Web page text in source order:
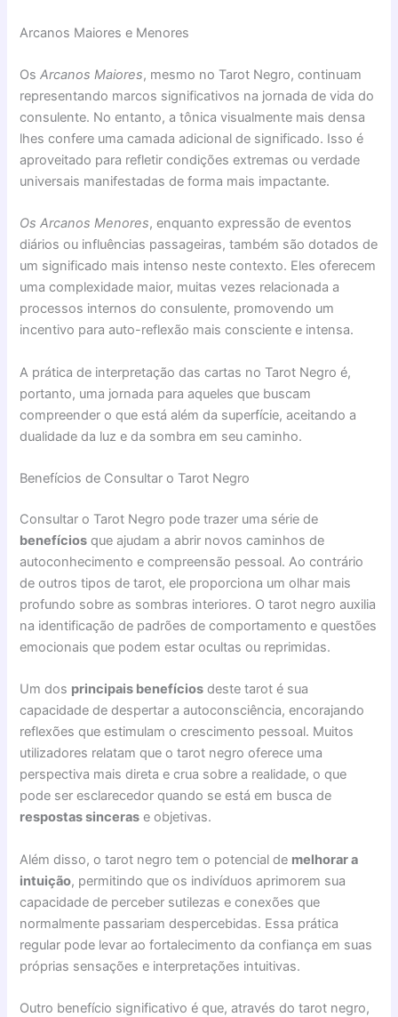
Arcanos Maiores e Menores
OsArcanos Maiores, mesmo no Tarot Negro, continuam
representando marcos significativos na jornada de vida do
consulente. No entanto, a tônica visualmente mais densa
lhes confere uma camada adicional de significado. Isso é
aproveitado para refletir condições extremas ou verdade
universais manifestadas de forma mais impactante.
Os Arcanos Menores, enquanto expressão de eventos
diários ou influências passageiras, também são dotados de
um significado mais intenso neste contexto. Eles oferecem
uma complexidade maior, muitas vezes relacionada a
processos internos do consulente, promovendo um
incentivo para auto-reflexão mais consciente e intensa.
A prática de interpretação das cartas no Tarot Negro é,
portanto, uma jornada para aqueles que buscam
compreender o que está além da superfície, aceitando a
dualidade da luz e da sombra em seu caminho.
Benefícios de Consultar o Tarot Negro
Consultar o Tarot Negro pode trazer uma série de
benefícios que ajudam a abrir novos caminhos de
autoconhecimento e compreensão pessoal. Ao contrário
de outros tipos de tarot, ele proporciona um olhar mais
profundo sobre as sombras interiores. O tarot negro auxilia
na identificação de padrões de comportamento e questões
emocionais que podem estar ocultas ou reprimidas.
Um dos principais benefícios deste tarot é sua
capacidade de despertar a autoconsciência, encorajando
reflexões que estimulam o crescimento pessoal. Muitos
utilizadores relatam que o tarot negro oferece uma
perspectiva mais direta e crua sobre a realidade, o que
pode ser esclarecedor quando se está em busca de
respostas sinceras e objetivas.
Além disso, o tarot negro tem o potencial de melhorar a
intuição, permitindo que os indivíduos aprimorem sua
capacidade de perceber sutilezas e conexões que
normalmente passariam despercebidas. Essa prática
regular pode levar ao fortalecimento da confiança em suas
próprias sensações e interpretações intuitivas.
Outro benefício significativo é que, através do tarot negro,